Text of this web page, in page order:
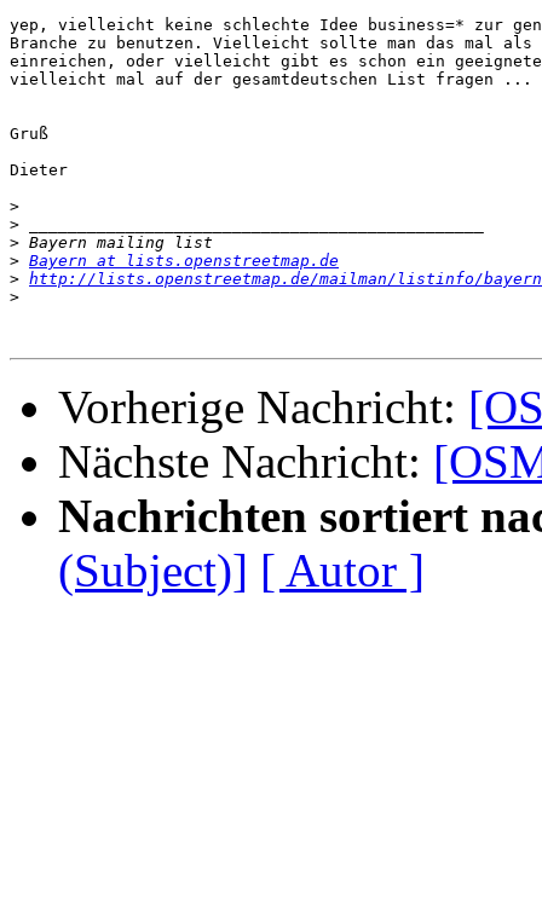
yep, vielleicht keine schlechte Idee business=* zur
Branche zu benutzen. Vielleicht sollte man das mal
einreichen, oder vielleicht gibt es schon ein
vielleicht mal auf der gesamtdeutschen List fragen ...
Gruß
Dieter
>
>
>
> Bayern at lists.openstreetmap.de
> http://lists.openstreetmap.de/mailman/listinfo/bayern
>
Vorherige Nachricht:
Nächste Nachricht:
Nachrichten sortiert
(Subject)] [ Autor ]